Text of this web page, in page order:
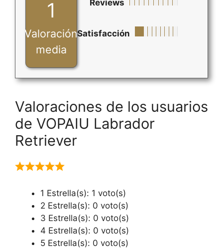
1
Valoración
media
Reviews
Satisfacción
Valoraciones de los usuarios
de VOPAIU Labrador
Retriever
1 Estrella(s): 1 voto(s)
2 Estrella(s): 0 voto(s)
3 Estrella(s): 0 voto(s)
4 Estrella(s): 0 voto(s)
5 Estrella(s): 0 voto(s)